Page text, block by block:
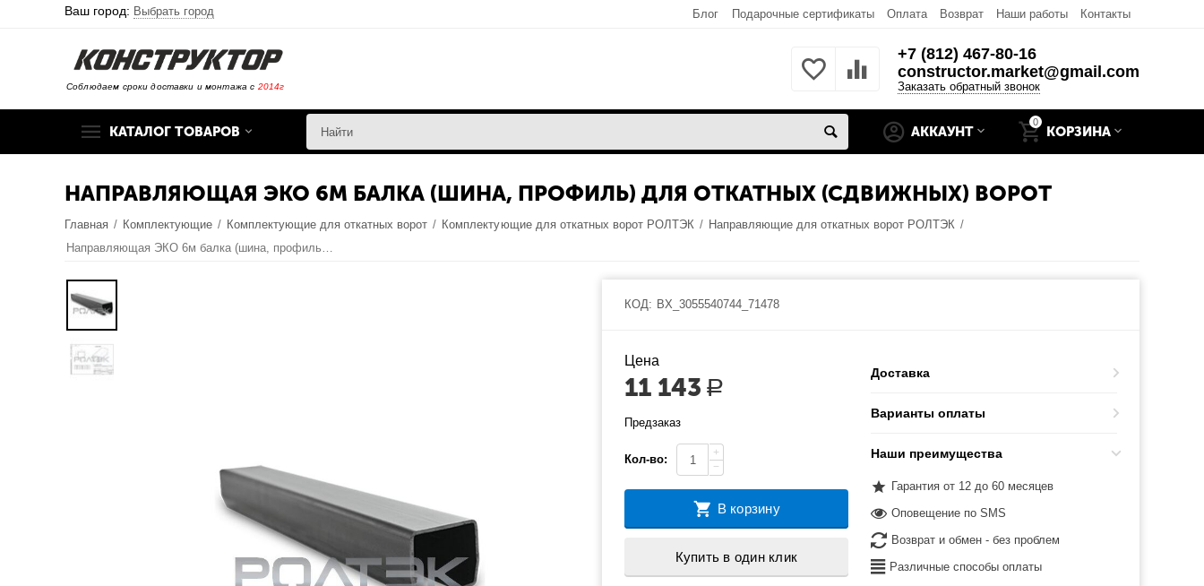
Ваш город: Выбрать город Блог Подарочные сертификаты Оплата Возврат Наши работы Контакты
Соблюдаем сроки доставки и монтажа с 2014г
+7 (812) 467-80-16
constructor.market@gmail.com
Заказать обратный звонок
КАТАЛОГ ТОВАРОВ
0
КОРЗИНА
АККАУНТ
НАПРАВЛЯЮЩАЯ ЭКО 6М БАЛКА (ШИНА, ПРОФИЛЬ) ДЛЯ ОТКАТНЫХ (СДВИЖНЫХ) ВОРОТ
Главная / Комплектующие / Комплектующие для откатных ворот / Комплектующие для откатных ворот РОЛТЭК / Направляющие для откатных ворот РОЛТЭК /
Направляющая ЭКО 6м балка (шина, профиль) для откатных (сдвижных) ворот
КОД: BX_3055540744_71478
Цена
11 143 Р
Предзаказ
Кол-во:
+
−
В корзину
Купить в один клик
Доставка
Варианты оплаты
Наши преимущества
Гарантия от 12 до 60 месяцев
Оповещение по SMS
Возврат и обмен - без проблем
Различные способы оплаты